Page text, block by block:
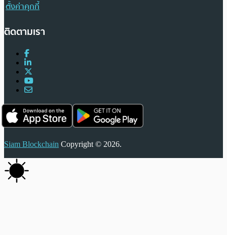
ตั้งค่าคุกกี้
ติดตามเรา
Siam Blockchain Copyright © 2026.